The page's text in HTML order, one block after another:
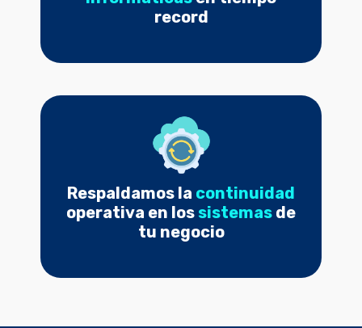
record
Respaldamos la continuidad
operativa en los sistemas de
tu negocio